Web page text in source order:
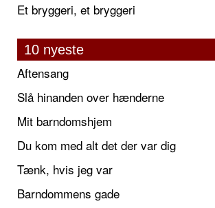
Et bryggeri, et bryggeri
10 nyeste
Aftensang
Slå hinanden over hænderne
Mit barndomshjem
Du kom med alt det der var dig
Tænk, hvis jeg var
Barndommens gade